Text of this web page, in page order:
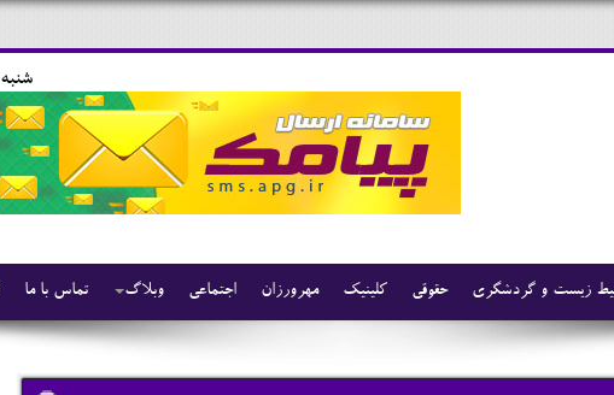
شنبه 17 مرداد 1405-7:39-
تماس با ما وبلاگ اجتماعی مهرورزان کلینیک حقوقی زیست و گردشگری